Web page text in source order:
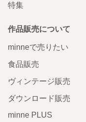
特集
作品販売について
minneで売りたい
食品販売
ヴィンテージ販売
ダウンロード販売
minne PLUS